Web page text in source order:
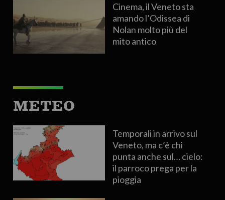
Cinema, il Veneto sta
amando l’Odissea di
Nolan molto più del
mito antico
METEO
Temporali in arrivo sul
Veneto, ma c’è chi
punta anche sul… cielo:
il parroco prega per la
pioggia